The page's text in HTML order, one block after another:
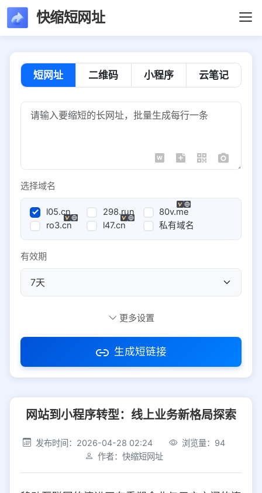
快缩短网址
短网址 二维码 小程序 云笔记
选择域名
l05.cn 298.run
80v.me
ro3.cn
l47.cn 私有域名
有效期
访问密码
社交平台 电商平台
选择防红平台类型，避免链接被拦截
更多设置
生成短链接
网站到小程序转型：线上业务新格局探索
发布时间：2026-04-28 02:24
浏览量：94
作者：快缩短网址